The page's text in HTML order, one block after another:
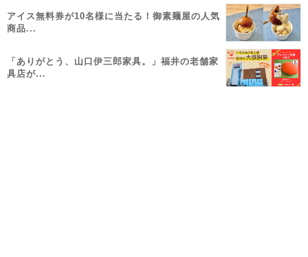
アイス無料券が10名様に当たる！御素麺屋の人気
商品...
「ありがとう、山口伊三郎家具。」福井の老舗家
具店が...